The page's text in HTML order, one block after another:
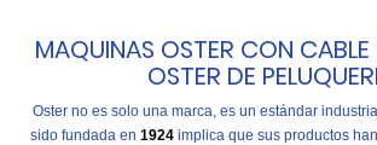
MAQUINAS OSTER CON
OSTER DE
Oster no es solo una marca, es un estándar
sido fundada en 1924 implica que sus productos